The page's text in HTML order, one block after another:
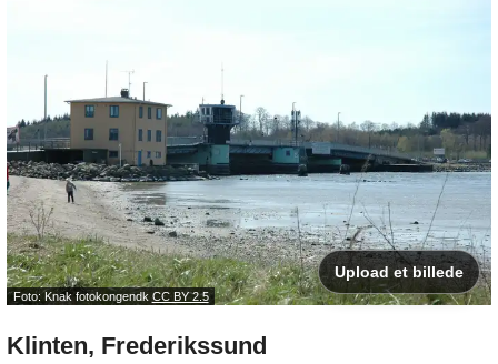
Foto: Knak fotokongendk CC BY 2.5
Upload et billede
Klinten, Frederikssund